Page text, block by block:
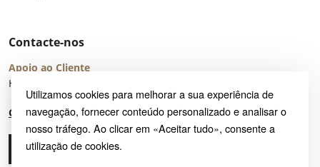
Utilizamos cookies para melhorar a sua experiência de
navegação, fornecer conteúdo personalizado e analisar o
nosso tráfego. Ao clicar em «Aceitar tudo», consente a
utilização de cookies.
Contacte-nos
Apoio ao Cliente
Horário de Atendimento: seg – sex 8:00 – 16:00 (UTC+2)
Centro de Ajuda
Ligue-nos